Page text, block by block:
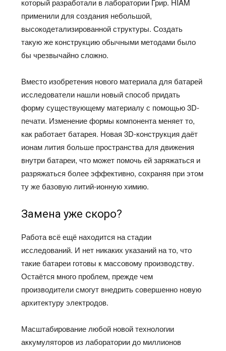
который разработали в лаборатории Грир. HIAM
применили для создания небольшой,
высокодетализированной структуры. Создать
такую же конструкцию обычными методами было
бы чрезвычайно сложно.
Вместо изобретения нового материала для батарей
исследователи нашли новый способ придать
форму существующему материалу с помощью 3D-
печати. Изменение формы компонента меняет то,
как работает батарея. Новая 3D-конструкция даёт
ионам лития больше пространства для движения
внутри батареи, что может помочь ей заряжаться и
разряжаться более эффективно, сохраняя при этом
ту же базовую литий-ионную химию.
Замена уже скоро?
Работа всё ещё находится на стадии
исследований. И нет никаких указаний на то, что
такие батареи готовы к массовому производству.
Остаётся много проблем, прежде чем
производители смогут внедрить совершенно новую
архитектуру электродов.
Масштабирование любой новой технологии
аккумуляторов из лаборатории до миллионов